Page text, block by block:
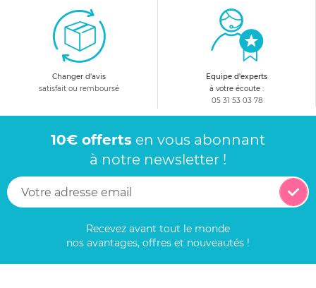
Changer d'avis
satisfait ou remboursé
Equipe d'experts
à votre écoute :
05 31 53 03 78
10€ offerts en vous abonnant
à notre newsletter !
Recevez avant tout le monde
nos avantages, offres et nouveautés !